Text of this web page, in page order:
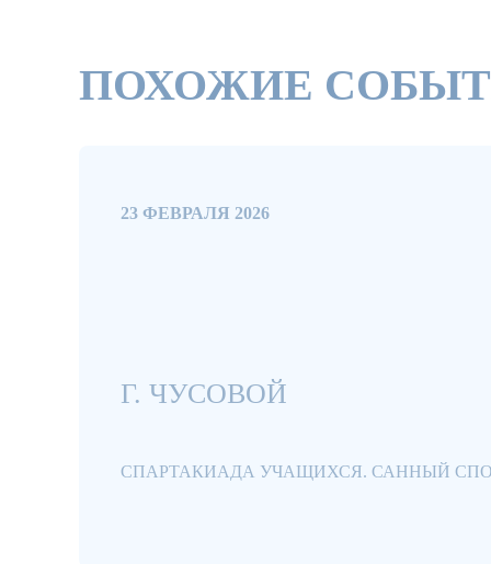
ПОХОЖИЕ
23 ФЕВРАЛЯ 2026
Г. ЧУСОВОЙ
СПАРТАКИАДА УЧАЩИХСЯ. САННЫЙ